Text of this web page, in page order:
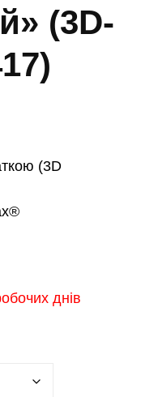
(3D-
(3D
днів